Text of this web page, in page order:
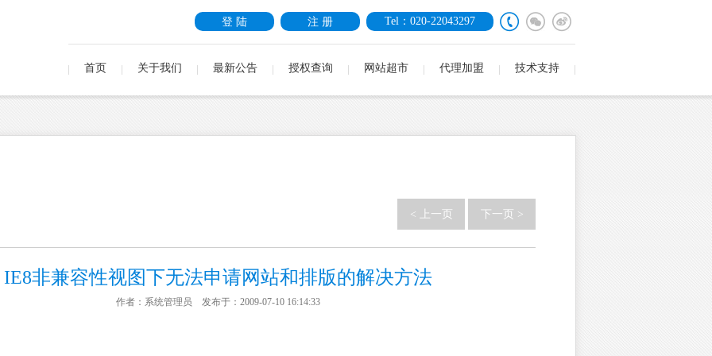
Tel：020-22043297
注 册
登 陆
首页 关于我们 最新公告 授权查询 网站超市 代理加盟 技术支持
下一页 >
< 上一页
IE8非兼容性视图下无法申请网站和排版的解决方法
作者：系统管理员 发布于：2009-07-10 16:14:33